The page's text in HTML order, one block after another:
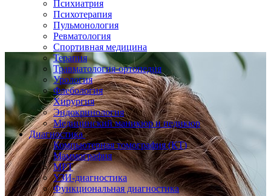
Психиатрия
Психотерапия
Пульмонология
Ревматология
Спортивная медицина
Терапия
Травматология-ортопедия
Урология
Флебология
Хирургия
Эндокринология
Медицинский маникюр и педикюр
Диагностика
Компьютерная томография (КТ)
Маммография
МРТ
УЗИ-диагностика
Функциональная диагностика